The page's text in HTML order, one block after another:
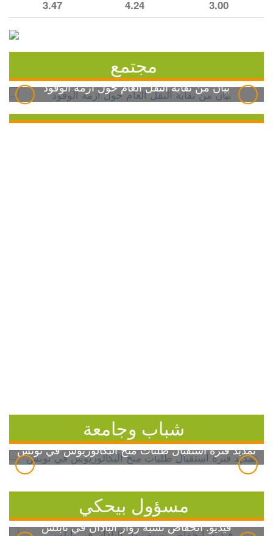
3.00
4.24
3.47
مجتمع
بيان من نقابة النقل العام حول أزمة الوقود
شباب وجامعة
تمديد فترة استقبال طلبات منح البكالوريوس في تونس
مسؤول بيحكي
فيديو: انخفاض نسبة زوار الباذان في نابلس